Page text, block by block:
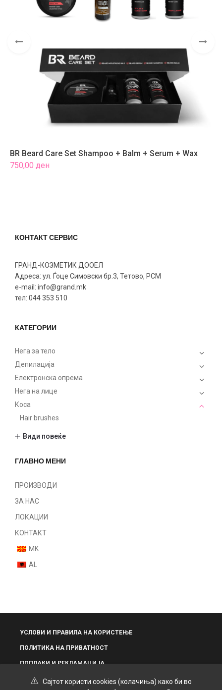
BR Beard Care Set Shampoo + Balm + Serum + Wax
750,00 ден
КОНТАКТ СЕРВИС
ГРАНД-КОЗМЕТИК ДООЕЛ
Адреса: ул. Ѓоце Симовски бр.3, Тетово, РСМ
e-mail: info@grand.mk
тел: 044 353 510
КАТЕГОРИИ
Нега за тело
Депилација
Електронска опрема
Нега на лице
Коса
Hair brushes
Hair dye
Masks
Serums
Shampoo
Шминка
Нокти
Види повеќе
ГЛАВНО МЕНИ
ПРОИЗВОДИ
ЗА НАС
ЛОКАЦИИ
КОНТАКТ
MK
AL
УСЛОВИ И ПРАВИЛА НА КОРИСТЕЊЕ
ПОЛИТИКА НА ПРИВАТНОСТ
ПОПЛАКИ И РЕКЛАМАЦИЈА
Сајтот користи cookies (колачиња) како би во